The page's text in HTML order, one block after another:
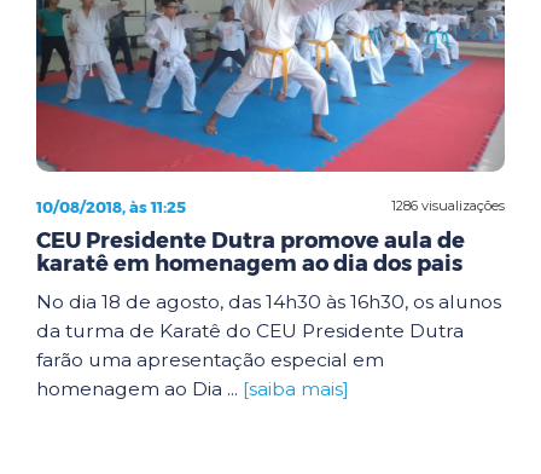
1286 visualizações
10/08/2018, às 11:25
CEU Presidente Dutra promove aula de
karatê em homenagem ao dia dos pais
No dia 18 de agosto, das 14h30 às 16h30, os alunos
da turma de Karatê do CEU Presidente Dutra
farão uma apresentação especial em
homenagem ao Dia ... [saiba mais]